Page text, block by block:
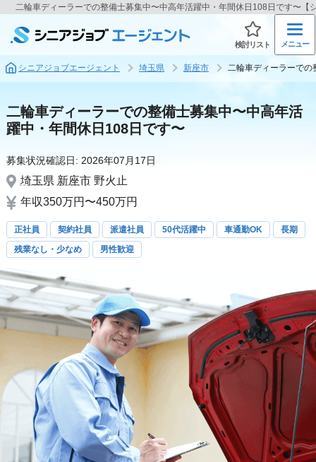
二輪車ディーラーでの整備士募集中〜中高年活躍中・年間休日108日です〜【
検討リスト メニュー
シニアジョブエージェント 埼玉県 新座市 二輪車ディーラーで
二輪車ディーラーでの整備士募集中〜中高年活
躍中・年間休日108日です〜
募集状況確認日: 2026年07月17日
埼玉県 新座市 野火止
年収350万円〜450万円
正社員 契約社員 派遣社員 50代活躍中 車通勤OK
長期
残業なし・少なめ
男性歓迎